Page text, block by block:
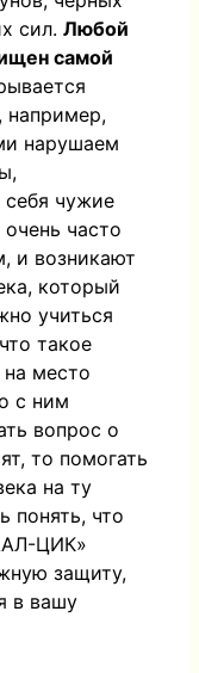
сил. Любой
самой
например,
нарушаем
себя чужие
часто
и возникают
который
учиться
такое
на место
с ним
вопрос о
то помогать
на ту
понять, что
ЦИК»
защиту,
в вашу